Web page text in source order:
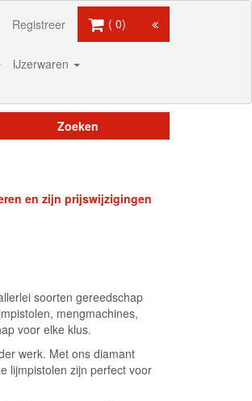
0
Registreer
IJzerwaren
Zoeken
en zijn prijswijzigingen
soorten gereedschap
mengmachines,
voor elke klus.
werk. Met ons diamant
lijmpistolen zijn perfect voor